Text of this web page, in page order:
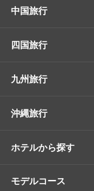
中国旅行
四国旅行
九州旅行
沖縄旅行
ホテルから探す
モデルコース